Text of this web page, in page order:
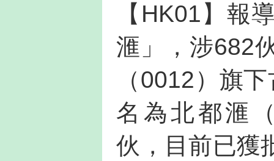
【HK01】報
滙」，涉682
（0012）旗
名為北都滙
伙，目前已獲